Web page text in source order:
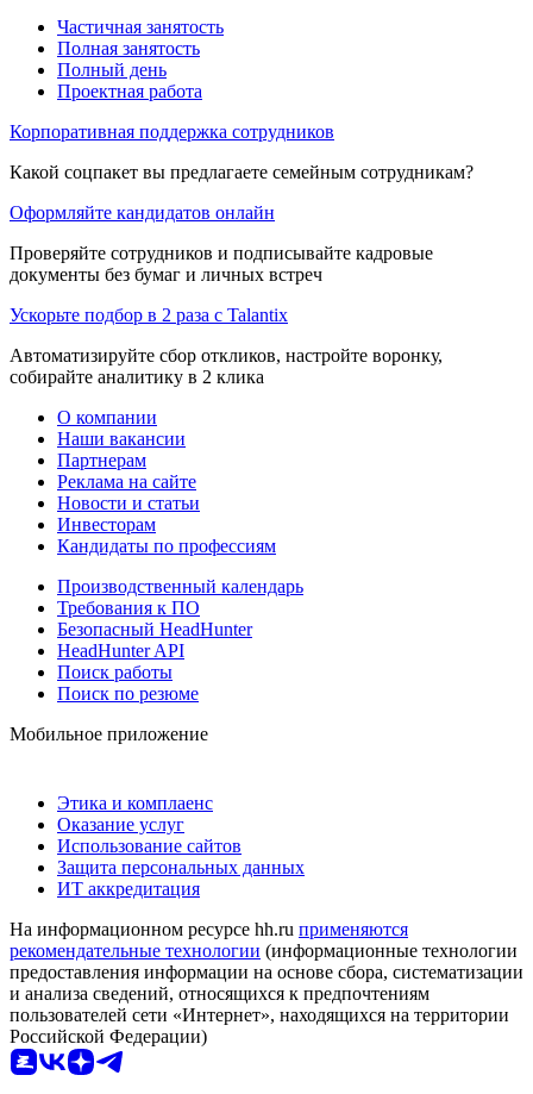
Частичная занятость
Полная занятость
Полный день
Проектная работа
Корпоративная поддержка сотрудников
Какой соцпакет вы предлагаете семейным сотрудникам?
Оформляйте кандидатов онлайн
Проверяйте сотрудников и подписывайте кадровые
документы без бумаг и личных встреч
Ускорьте подбор в 2 раза с Talantix
Автоматизируйте сбор откликов, настройте воронку,
собирайте аналитику в 2 клика
О компании
Наши вакансии
Партнерам
Реклама на сайте
Новости и статьи
Инвесторам
Кандидаты по профессиям
Производственный календарь
Требования к ПО
Безопасный HeadHunter
HeadHunter API
Поиск работы
Поиск по резюме
Мобильное приложение
Этика и комплаенс
Оказание услуг
Использование сайтов
Защита персональных данных
ИТ аккредитация
На информационном ресурсе hh.ru применяются
рекомендательные технологии (информационные технологии
предоставления информации на основе сбора, систематизации
и анализа сведений, относящихся к предпочтениям
пользователей сети «Интернет», находящихся на территории
Российской Федерации)